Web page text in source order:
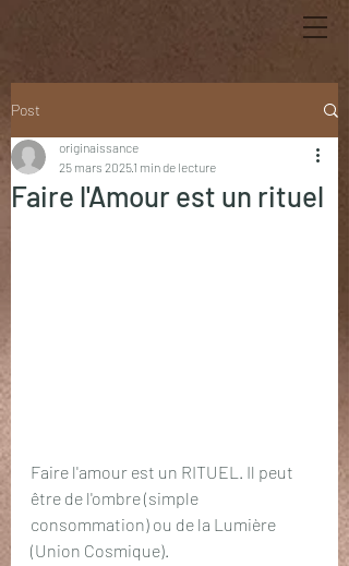
Post
Faire l'Amour est un rituel
originaissance
25 mars 20251 min de lecture
Faire l'amour est un RITUEL. Il peut
être de l'ombre (simple
consommation) ou de la Lumière
(Union Cosmique).